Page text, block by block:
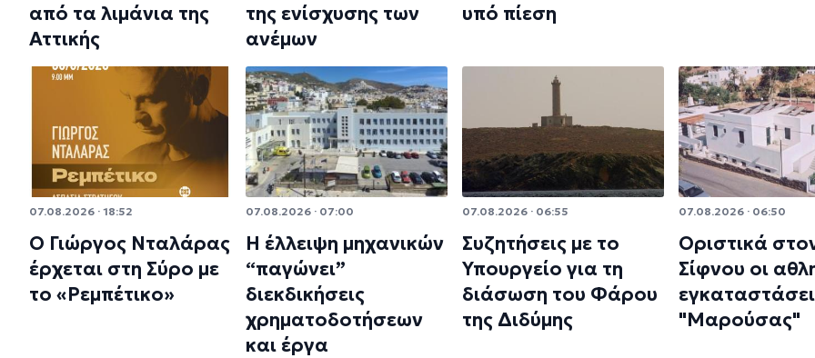
από τα λιμάνια της
Αττικής
της ενίσχυσης των
ανέμων
υπό πίεση
07.08.2026 · 18:52
Ο Γιώργος Νταλάρας
έρχεται στη Σύρο με
το «Ρεμπέτικο»
07.08.2026 · 07:00
Η έλλειψη μηχανικών
“παγώνει”
διεκδικήσεις
χρηματοδοτήσεων
και έργα
07.08.2026 · 06:55
Συζητήσεις με το
Υπουργείο για τη
διάσωση του Φάρου
της Διδύμης
07.08.2026 · 06:50
Οριστικά
Σίφνου οι
"Μαρούσας"